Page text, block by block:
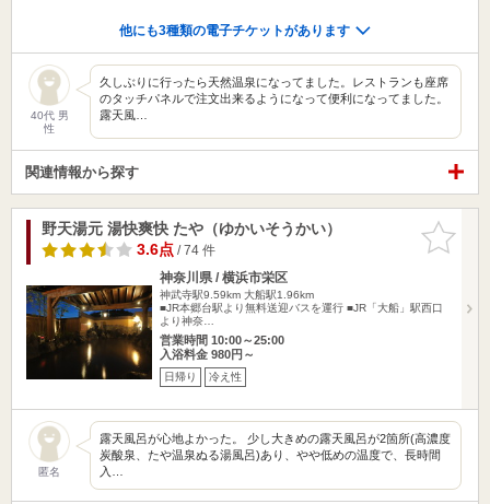
他にも3種類の電子チケットがあります
40代 男
性
久しぶりに行ったら天然温泉になってました。レストランも座席
のタッチパネルで注文出来るようになって便利になってました。
露天風…
関連情報から探す
お気に入
りに追加
野天湯元 湯快爽快 たや（ゆかいそうかい）
3.6点/ 74 件
神奈川県 / 横浜市栄区
神武寺駅9.59km 大船駅1.96km
■JR本郷台駅より無料送迎バスを運行 ■JR「大船」駅西口
より神奈…
営業時間 10:00～25:00
入浴料金 980円～
日帰り 冷え性
匿名
露天風呂が心地よかった。 少し大きめの露天風呂が2箇所(高濃度
炭酸泉、たや温泉ぬる湯風呂)あり、やや低めの温度で、長時間
入…